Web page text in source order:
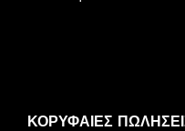
ΚΟΡΥΦΑΊΕΣ